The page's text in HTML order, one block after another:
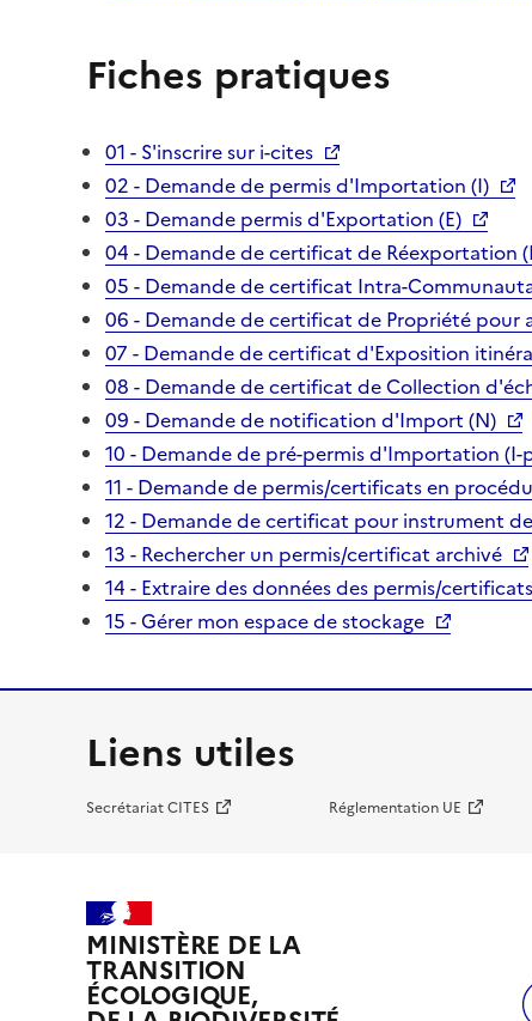
Fiches pratiques
01 - S'inscrire sur i-cites
02 - Demande de permis d'Importation (I)
03 - Demande permis d'Exportation (E)
04 - Demande de certificat de Réexportation
05 - Demande de certificat Intra-
06 - Demande de certificat de Propriété pour
07 - Demande de certificat d'Exposition
08 - Demande de certificat de Collection
09 - Demande de notification d'Import (N)
10 - Demande de pré-permis d'Importation (I-
11 - Demande de permis/certificats en
12 - Demande de certificat pour instrument
13 - Rechercher un permis/certificat archivé
14 - Extraire des données des permis/certificats
15 - Gérer mon espace de stockage
Liens utiles
Secrétariat CITES Réglementation UE
MINISTÈRE DE LA
TRANSITION
ÉCOLOGIQUE,